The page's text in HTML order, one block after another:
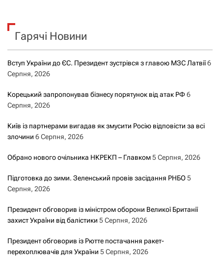
к
Гарячі Новини
Вступ України до ЄС. Президент зустрівся з главою МЗС Латвії6
Серпня, 2026
Корецький запропонував бізнесу порятунок від атак РФ6
Серпня, 2026
Київ із партнерами вигадав як змусити Росію відповісти за всі
злочини 6 Серпня, 2026
Обрано нового очільника НКРЕКП – Главком5 Серпня, 2026
Підготовка до зими. Зеленський провів засідання РНБО5
Серпня, 2026
Президент обговорив із міністром оборони Великої Британії
захист України від балістики 5 Серпня, 2026
Президент обговорив із Рютте постачання ракет-
перехоплювачів для України 5 Серпня, 2026